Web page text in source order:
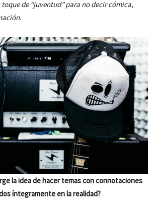
de “juventud” para no decir cómica,
la idea de hacer temas con connotaciones
íntegramente en la realidad?